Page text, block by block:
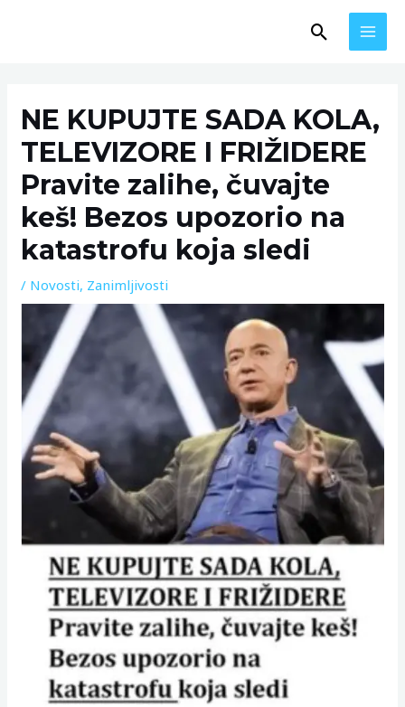
Search
NE KUPUJTE SADA KOLA,
TELEVIZORE I FRIŽIDERE
Pravite zalihe, čuvajte
keš! Bezos upozorio na
katastrofu koja sledi
/ Novosti, Zanimljivosti